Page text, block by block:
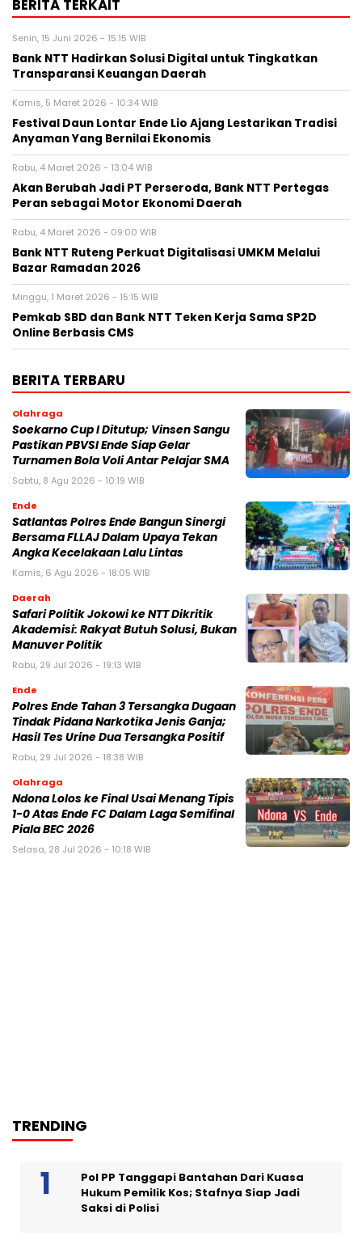
BERITA TERKAIT
Senin, 15 Juni 2026 - 15:15 WIB
Bank NTT Hadirkan Solusi Digital untuk Tingkatkan
Transparansi Keuangan Daerah
Kamis, 5 Maret 2026 - 10:34 WIB
Festival Daun Lontar Ende Lio Ajang Lestarikan Tradisi
Anyaman Yang Bernilai Ekonomis
Rabu, 4 Maret 2026 - 13:04 WIB
Akan Berubah Jadi PT Perseroda, Bank NTT Pertegas
Peran sebagai Motor Ekonomi Daerah
Rabu, 4 Maret 2026 - 09:00 WIB
Bank NTT Ruteng Perkuat Digitalisasi UMKM Melalui
Bazar Ramadan 2026
Minggu, 1 Maret 2026 - 15:15 WIB
Pemkab SBD dan Bank NTT Teken Kerja Sama SP2D
Online Berbasis CMS
BERITA TERBARU
Olahraga
Soekarno Cup I Ditutup; Vinsen Sangu
Pastikan PBVSI Ende Siap Gelar
Turnamen Bola Voli Antar Pelajar SMA
Sabtu, 8 Agu 2026 - 10:19 WIB
Ende
Satlantas Polres Ende Bangun Sinergi
Bersama FLLAJ Dalam Upaya Tekan
Angka Kecelakaan Lalu Lintas
Kamis, 6 Agu 2026 - 18:05 WIB
Daerah
Safari Politik Jokowi ke NTT Dikritik
Akademisi: Rakyat Butuh Solusi, Bukan
Manuver Politik
Rabu, 29 Jul 2026 - 19:13 WIB
Ende
Polres Ende Tahan 3 Tersangka Dugaan
Tindak Pidana Narkotika Jenis Ganja;
Hasil Tes Urine Dua Tersangka Positif
Rabu, 29 Jul 2026 - 18:38 WIB
Olahraga
Ndona Lolos ke Final Usai Menang Tipis
1-0 Atas Ende FC Dalam Laga Semifinal
Piala BEC 2026
Selasa, 28 Jul 2026 - 10:18 WIB
TRENDING
Pol PP Tanggapi Bantahan Dari Kuasa
Hukum Pemilik Kos; Stafnya Siap Jadi
Saksi di Polisi